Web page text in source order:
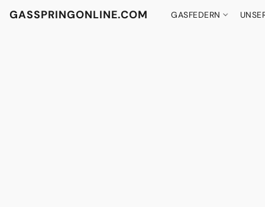
GASSPRINGONLINE.COM GASFEDERN